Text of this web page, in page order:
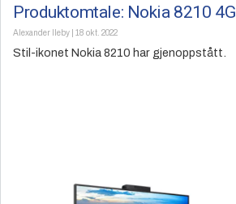
Produktomtale: Nokia 8210 4G
Alexander Ileby 18 okt. 2022
Stil-ikonet Nokia 8210 har gjenoppstått.